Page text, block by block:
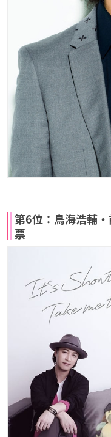
第6位：鳥海浩輔
票